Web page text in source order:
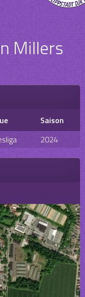
Millers
Saison
2024